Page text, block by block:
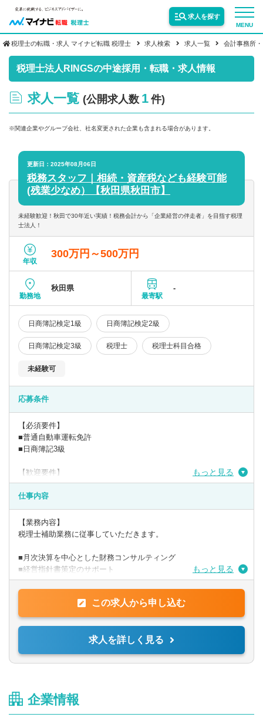
MENU
求人を探す
サービス紹介
転職お役立ち情報
求人情報
税理士の転職・求人 マイナビ転職 税理士 求人検索 求人一覧 会計事務所
税理士法人RINGSの中途採用・転職・求人情報
求人一覧 (公開求人数 1 件)
※関連企業やグループ会社、社名変更された企業も含まれる場合があります。
更新日：2025年08月06日
税務スタッフ｜相続・資産税なども経験可能
(残業少なめ）【秋田県秋田市】
未経験歓迎！秋田で30年近い実績！税務会計から「企業経営の伴走者」を目指す税理
士法人！
年収
300万円～500万円
勤務地
秋田県
最寄駅
-
日商簿記検定1級 日商簿記検定2級
日商簿記検定3級 税理士 税理士科目合格
未経験可
応募条件
【必須要件】
■普通自動車運転免許
■日商簿記3級
【歓迎要件】
■日商簿記2級
■税理士科目保持者
■会計事務所経験
【求める人物像】
もっと見る
仕事内容
【業務内容】
税理士補助業務に従事していただきます。
■月次決算を中心とした財務コンサルティング
■経営指針書策定のサポート
■中期経営計画や単年度経営計画の導入、運用サポート
■財務セミナーの開催
※働きながら通信制で科目の授業を受けている方もおり、
業務量を調整しながら勉強ができる環境です。
もっと見る
この求人から申し込む
求人を詳しく見る
企業情報